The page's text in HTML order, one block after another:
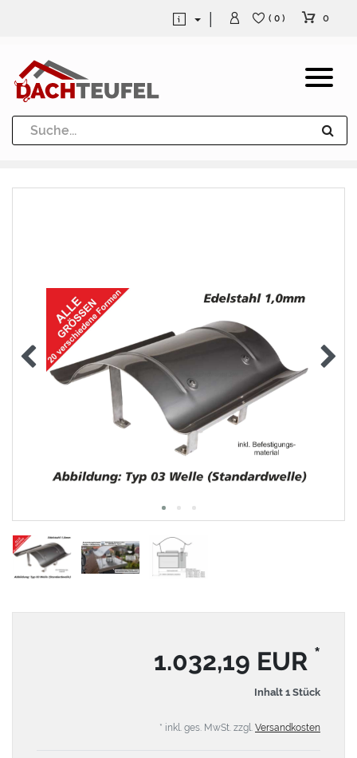
Dachrinne und Fallrohre
Werkzeuge und Löttechnik
( 0 ) 0
1.032,19 EUR *
Inhalt 1 Stück
* inkl. ges. MwSt. zzgl. Versandkosten